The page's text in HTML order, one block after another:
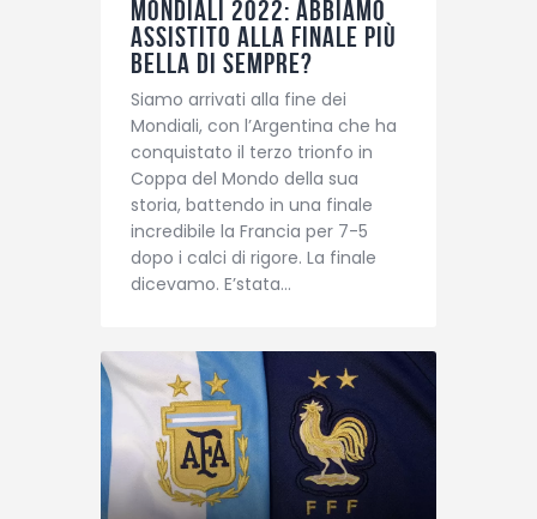
Mondiali 2022: abbiamo
assistito alla finale più
bella di sempre?
Siamo arrivati alla fine dei
Mondiali, con l’Argentina che ha
conquistato il terzo trionfo in
Coppa del Mondo della sua
storia, battendo in una finale
incredibile la Francia per 7-5
dopo i calci di rigore. La finale
dicevamo. E’stata…